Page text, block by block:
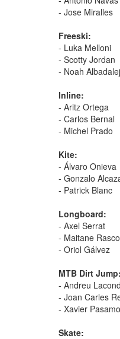
- Jose Miralles
Freeski:
- Luka Melloni
- Scotty Jordan
- Noah
Inline:
- Aritz Ortega
- Carlos Bernal
- Michel Prado
Kite:
- Álvaro Onieva
- Gonzalo
- Patrick Blanc
Longboard:
- Axel Serrat
- Maitane
- Oriol Gálvez
MTB Dirt Jump:
- Andreu
- Joan Carles
- Xavier
Skate: